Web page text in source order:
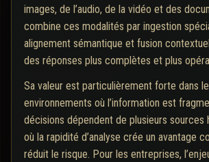
images, de l’audio, de la vidéo et des
combine ces modalités par ingestion
alignement sémantique et fusion
des réponses plus complètes et plus
Sa valeur est particulièrement forte dans
environnements où l’information est
décisions dépendent de plusieurs sources
où la rapidité d’analyse crée un avantage
réduit le risque. Pour les entreprises,